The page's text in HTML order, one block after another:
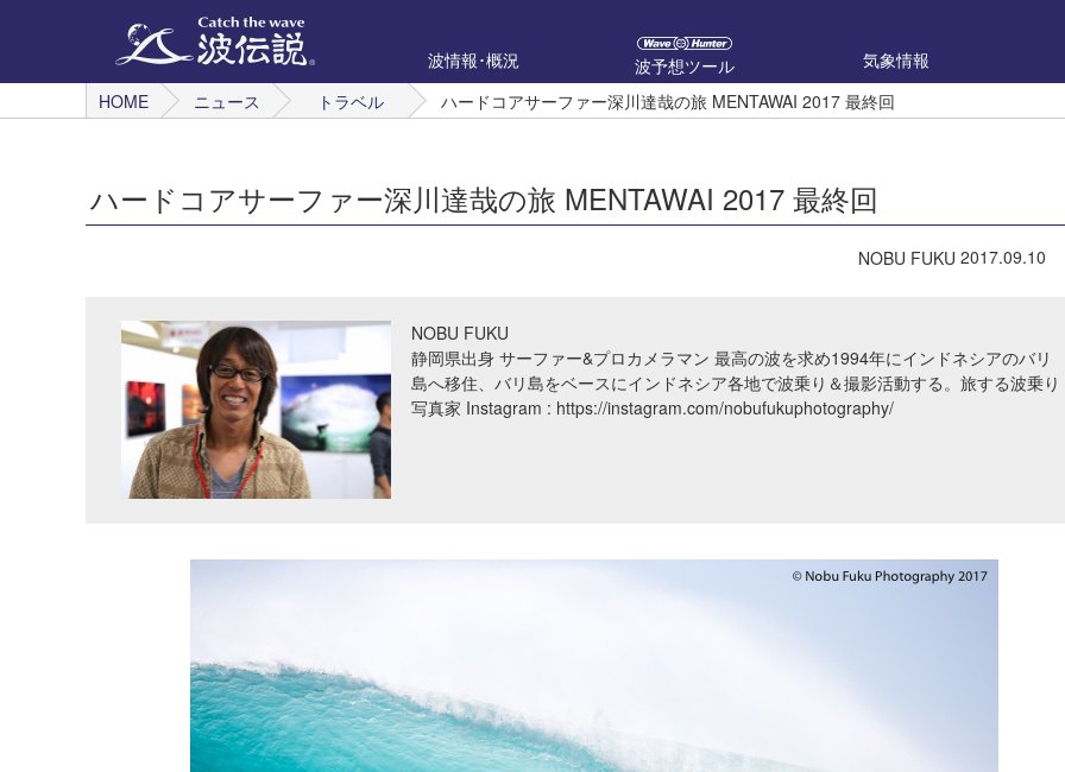
波情報･概況 波予想ツール
気象情報
HOME
ニュース トラベル ハードコアサーファー深川達哉の旅 MENTAWAI 2017 最終回
ハードコアサーファー深川達哉の旅 MENTAWAI 2017 最終回
NOBU FUKU 2017.09.10
NOBU FUKU
静岡県出身 サーファー&プロカメラマン 最高の波を求め1994年にインドネシアのバリ
島へ移住、バリ島をベースにインドネシア各地で波乗り＆撮影活動する。旅する波乗り
写真家 Instagram : https://instagram.com/nobufukuphotography/